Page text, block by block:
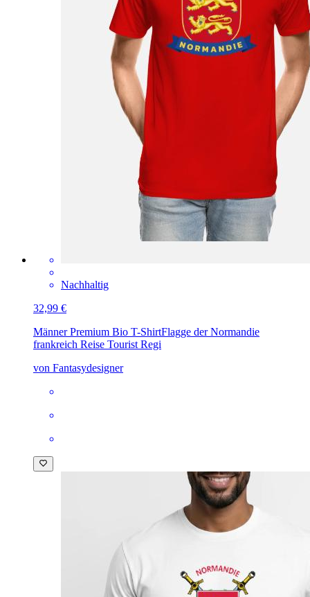
Nachhaltig
32,99 €
Männer Premium Bio T-ShirtFlagge der Normandie
frankreich Reise Tourist Regi
von Fantasydesigner